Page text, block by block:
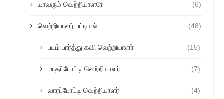
யாவரும் வெற்றியாளரே (6)
வெற்றியாளர் பட்டியல் (48)
படம் பார்த்து கவி வெற்றியாளர் (15)
மாதப்போட்டி வெற்றியாளர் (7)
வாரப்போட்டி வெற்றியாளர் (4)